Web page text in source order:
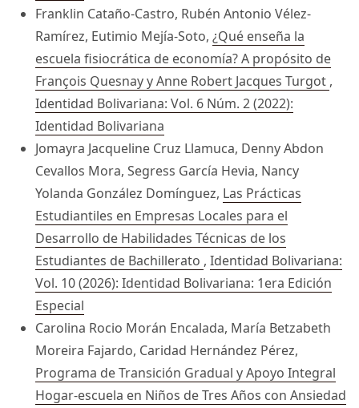
Franklin Cataño-Castro, Rubén Antonio Vélez-
Ramírez, Eutimio Mejía-Soto, ¿Qué enseña la
escuela fisiocrática de economía? A propósito de
François Quesnay y Anne Robert Jacques Turgot ,
Identidad Bolivariana: Vol. 6 Núm. 2 (2022):
Identidad Bolivariana
Jomayra Jacqueline Cruz Llamuca, Denny Abdon
Cevallos Mora, Segress García Hevia, Nancy
Yolanda González Domínguez, Las Prácticas
Estudiantiles en Empresas Locales para el
Desarrollo de Habilidades Técnicas de los
Estudiantes de Bachillerato , Identidad Bolivariana:
Vol. 10 (2026): Identidad Bolivariana: 1era Edición
Especial
Carolina Rocio Morán Encalada, María Betzabeth
Moreira Fajardo, Caridad Hernández Pérez,
Programa de Transición Gradual y Apoyo Integral
Hogar-escuela en Niños de Tres Años con Ansiedad